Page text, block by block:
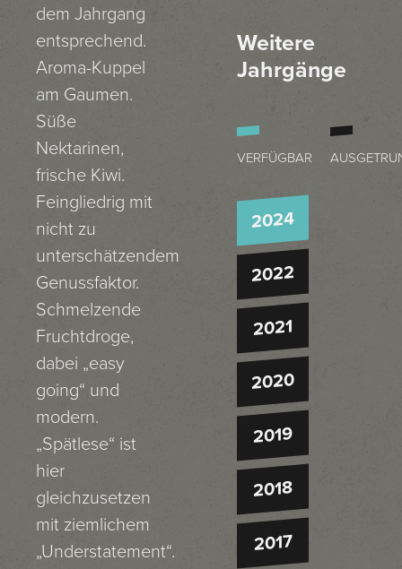
dem Jahrgang
entsprechend.
Aroma-Kuppel
am Gaumen.
Süße
Nektarinen,
frische Kiwi.
Feingliedrig mit
nicht zu
unterschätzendem
Genussfaktor.
Schmelzende
Fruchtdroge,
dabei „easy
going“ und
modern.
„Spätlese“ ist
hier
gleichzusetzen
mit ziemlichem
„Understatement“.
Weitere
Jahrgänge
VERFÜGBAR
2024
2022
2021
2020
2019
2018
2017